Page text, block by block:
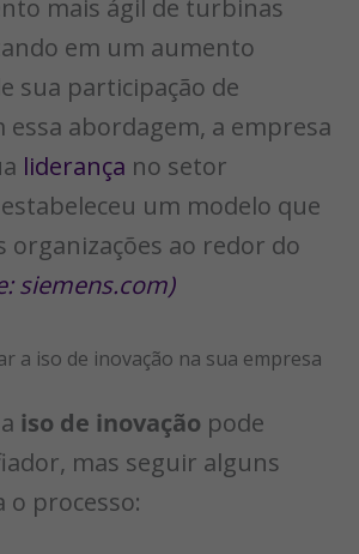
mais ágil de turbinas
em um aumento
sua participação de
essa abordagem, a empresa
liderança no setor
um modelo que
organizações ao redor do
siemens.com)
a iso de inovação na sua empresa
iso de inovação pode
mas seguir alguns
o processo: